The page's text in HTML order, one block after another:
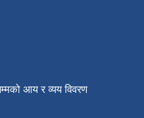
आय र व्यय विवरण